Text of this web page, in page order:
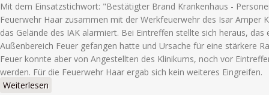
Mit dem Einsatzstichwort: "Bestätigter Brand Krankenhaus -
Feuerwehr Haar zusammen mit der Werkfeuerwehr des Isar Amper
das Gelände des IAK alarmiert. Bei Eintreffen stellte sich heraus, das
Außenbereich Feuer gefangen hatte und Ursache für eine stärkere
Feuer konnte aber von Angestellten des Klinikums, noch vor
werden. Für die Feuerwehr Haar ergab sich kein weiteres Eingreifen.
Weiterlesen